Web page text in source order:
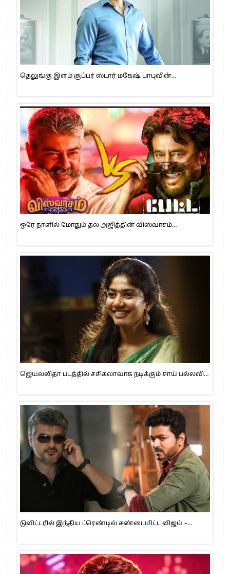
தெலுங்கு இளம் சூப்பர் ஸ்டார் மகேஷ் பாபுவின்…
ஒரே நாளில் மோதும் தல அஜித்தின் விஸ்வாசம்…
ஜெயலலிதா படத்தில் சசிகலாவாக நடிக்கும் சாய் பல்லவி…
டுவிட்டரில் இந்திய ட்ரெண்டில் சண்டையிட்ட விஜய் –…